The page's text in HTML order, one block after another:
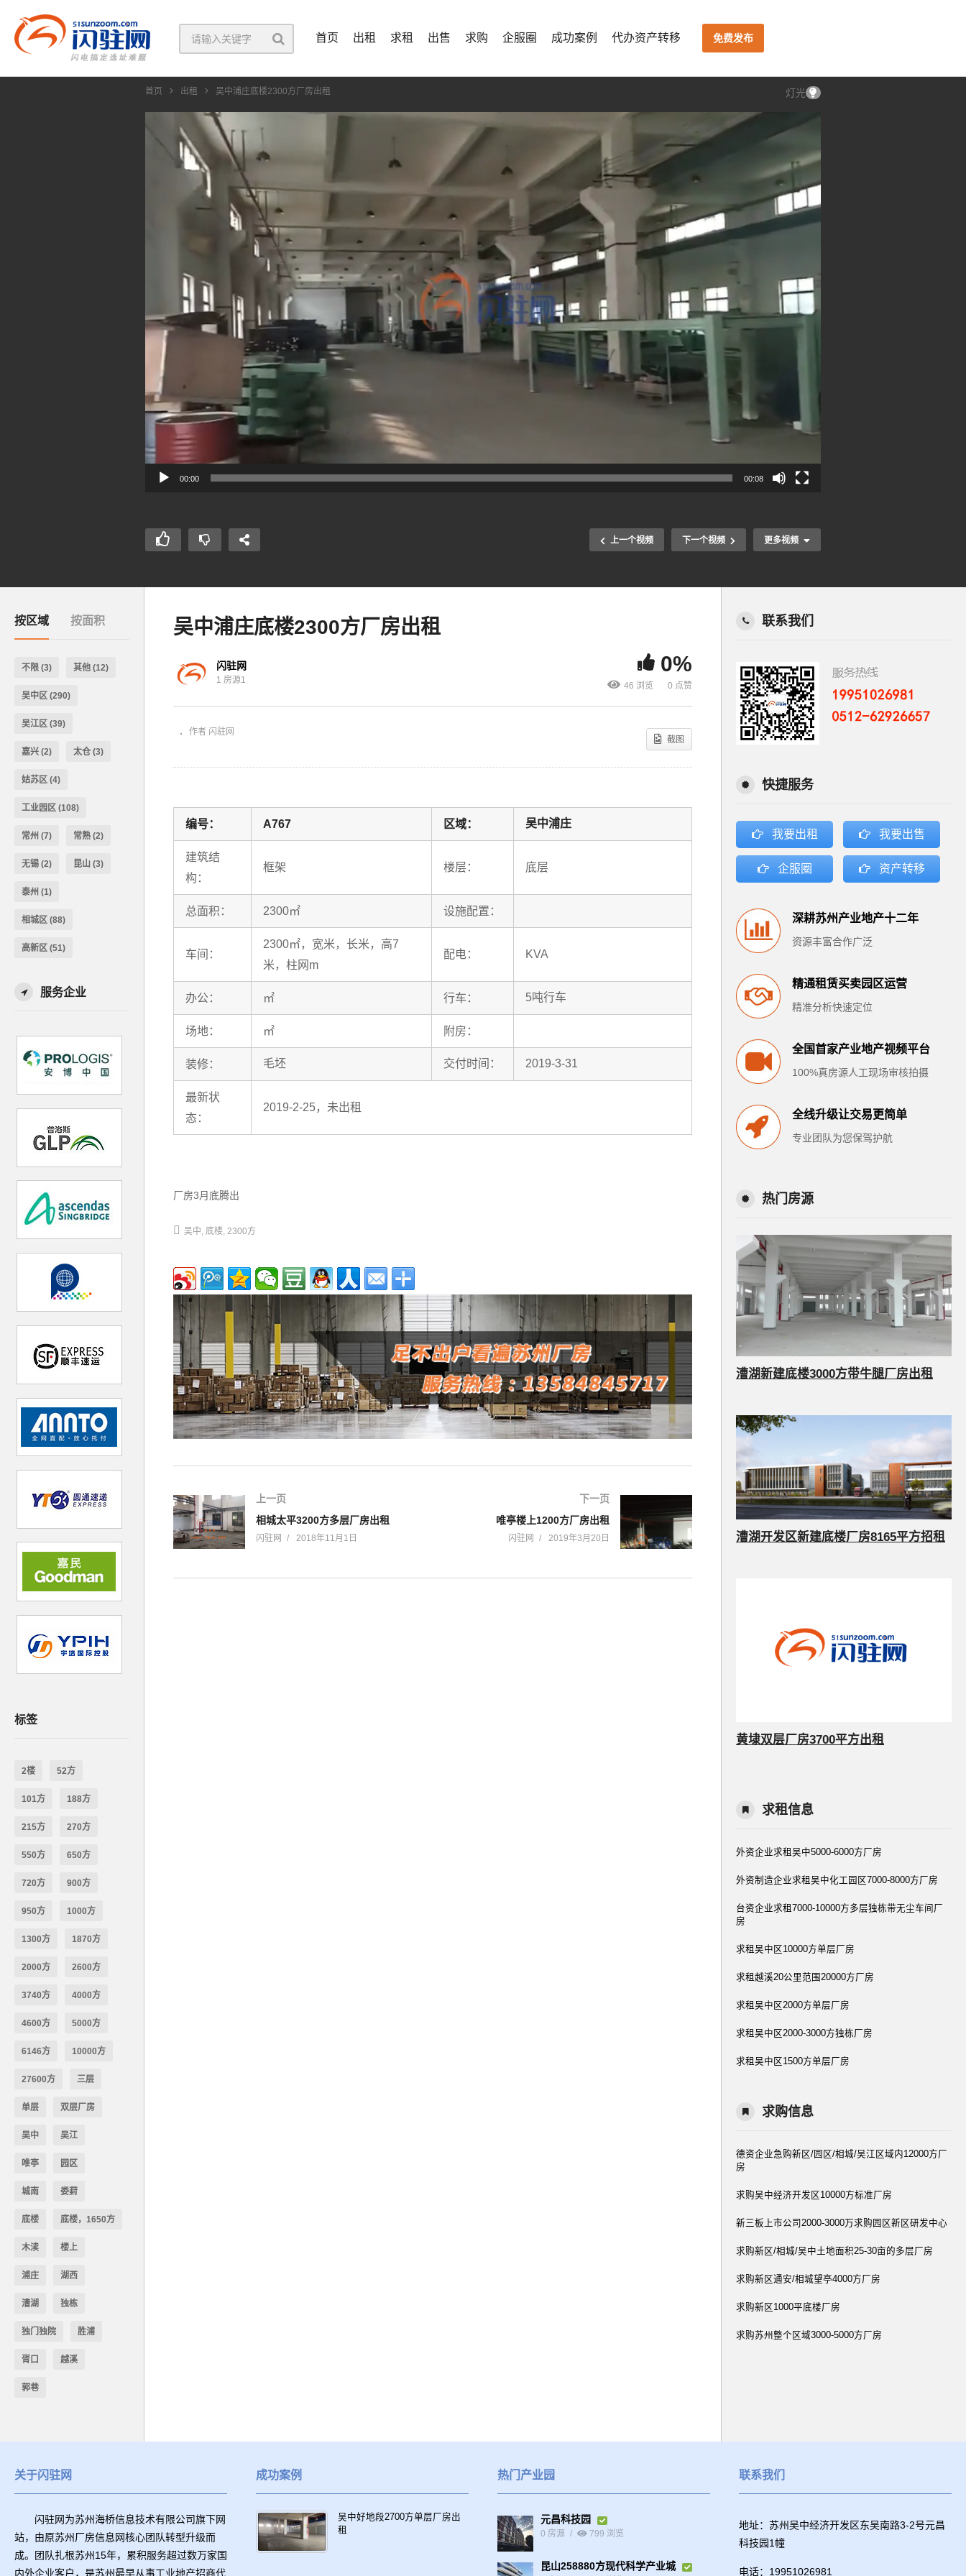
首页 出租 求租 出售 求购 企服圈 成功案例 代办资产转移 免费发布
首页 出租 吴中浦庄底楼2300方厂房出租 灯光
00:00 00:08
上一个视频 下一个视频 更多视频
按区域 按面积
不限 (3) 其他 (12)
吴中区 (290)
吴江区 (39)
嘉兴 (2) 太仓 (3)
姑苏区 (4)
工业园区 (108)
常州 (7) 常熟 (2)
无锡 (2) 昆山 (3)
泰州 (1)
相城区 (88)
高新区 (51)
服务企业
标签
2楼 52方
101方 188方
215方 270方
550方 650方
720方 900方
950方 1000方
1300方 1870方
2000方 2600方
3740方 4000方
4600方 5000方
6146方 10000方
27600方 三层
单层 双层厂房
吴中 吴江
唯亭 园区
城南 娄葑
底楼 底楼，1650方
木渎 楼上
浦庄 湖西
漕湖 独栋
独门独院 胜浦
胥口 越溪
郭巷
吴中浦庄底楼2300方厂房出租
闪驻网
1 房源1
0%
46 浏览 0 点赞
作者 闪驻网
截图
编号： A767 区域： 吴中浦庄
建筑结
构：
框架 楼层： 底层
总面积： 2300㎡ 设施配置：
车间：
2300㎡，宽米，长米，高7
米，柱网m
配电： KVA
办公： ㎡ 行车： 5吨行车
场地： ㎡ 附房：
装修： 毛坯 交付时间： 2019-3-31
最新状
态：
2019-2-25，未出租
厂房3月底腾出
吴中 底楼 2300方
上一页
相城太平3200方多层厂房出租
闪驻网 2018年11月1日
下一页
唯亭楼上1200方厂房出租
闪驻网 2019年3月20日
联系我们
快捷服务
我要出租 我要出售
企服圈 资产转移
深耕苏州产业地产十二年
资源丰富合作广泛
精通租赁买卖园区运营
精准分析快速定位
全国首家产业地产视频平台
100%真房源人工现场审核拍摄
全线升级让交易更简单
专业团队为您保驾护航
热门房源
漕湖新建底楼3000方带牛腿厂房出租
漕湖开发区新建底楼厂房8165平方招租
黄埭双层厂房3700平方出租
求租信息
外资企业求租吴中5000-6000方厂房
外资制造企业求租吴中化工园区7000-8000方厂房
台资企业求租7000-10000方多层独栋带无尘车间厂
房
求租吴中区10000方单层厂房
求租越溪20公里范围20000方厂房
求租吴中区2000方单层厂房
求租吴中区2000-3000方独栋厂房
求租吴中区1500方单层厂房
求购信息
德资企业急购新区/园区/相城/吴江区域内12000方厂
房
求购吴中经济开发区10000方标准厂房
新三板上市公司2000-3000万求购园区新区研发中心
求购新区/相城/吴中土地面积25-30亩的多层厂房
求购新区通安/相城望亭4000方厂房
求购新区1000平底楼厂房
求购苏州整个区域3000-5000方厂房
关于闪驻网
闪驻网为苏州海桥信息技术有限公司旗下网
站，由原苏州厂房信息网核心团队转型升级而
成。团队扎根苏州15年，累积服务超过数万家国
内外企业客户，是苏州最早从事工业地产招商代
成功案例
吴中好地段2700方单层厂房出
租
热门产业园
元昌科技园
0 房源 799 浏览
昆山258880方现代科学产业城
联系我们
地址：苏州吴中经济开发区东吴南路3-2号元昌
科技园1幢
电话：19951026981